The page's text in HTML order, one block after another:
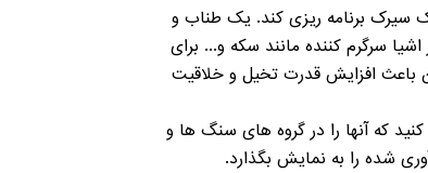
سیرک برنامه ریزی کند. یک طناب و
سرگرم کننده مانند سکه و... برای
باعث افزایش قدرت تخیل و خلاقیت
که آنها را در گروه های سنگ ها و
شده را به نمایش بگذارد.